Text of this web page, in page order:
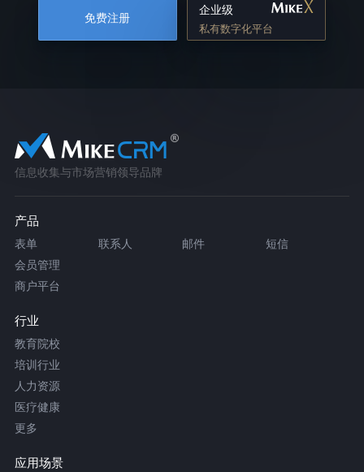
免费注册
企业级
私有数字化平台
信息收集与市场营销领导品牌
产品
表单 联系人 邮件
短信
会员管理
商户平台
行业
教育院校
培训行业
人力资源
医疗健康
更多
应用场景